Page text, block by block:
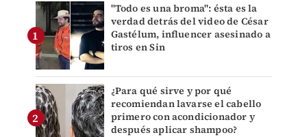
"Todo es una broma": ésta es la
verdad detrás del video de César
Gastélum, influencer asesinado a
tiros en Sin
¿Para qué sirve y por qué
recomiendan lavarse el cabello
primero con acondicionador y
después aplicar shampoo?